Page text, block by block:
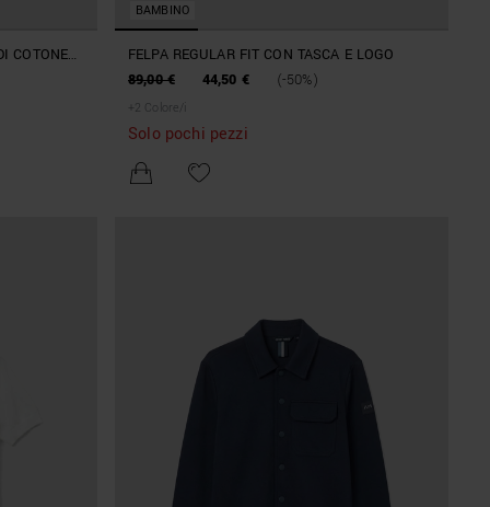
COTONE
BAMBINO
FELPA REGULAR FIT CON TASCA E LOGO
89,00 €
44,50 € (-50%)
+ 2 Colore/i
Solo pochi pezzi